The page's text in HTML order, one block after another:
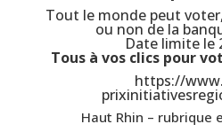
Tout le monde peut
ou non de la
Date limite le
Tous à vos clics pour
https://
Haut Rhin – rubrique